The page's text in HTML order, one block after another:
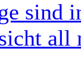
sind
all